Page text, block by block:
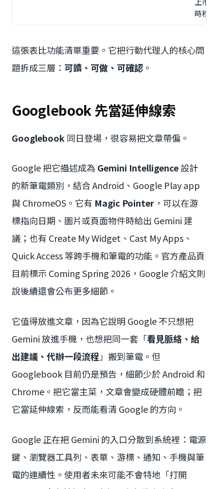
時程
這張表比功能清單重要。它把行動代理人的核心問
題拆成三層： 可讀、可做、可確認 。
Googlebook 先當延伸線索
Googlebook 同日登場，很容易把文章帶偏。
Google 把它描述成為 Gemini Intelligence設計
的新筆電類別，結合 Android、Google Play app
與 ChromeOS。它有 Magic Pointer ，可以在游
標指向日期、圖片或頁面物件時給出 Gemini 建
議；也有 Create My Widget、Cast My Apps、
Quick Access 等跨手機和筆電的功能。官方產品頁
目前標示 Coming Spring 2026，Google 介紹文則
說後續還會公布更多細節。
它值得放進文章，因為它說明 Google 不只想把
Gemini 放進手機，也想把同一套「看見脈絡、給
出建議、代辦一段流程 」搬到筆電。但
Googlebook 目前仍是預告，細節少於 Android 和
Chrome。把它當主菜，文章會變成硬體前瞻；把
它當延伸線索，反而能看清 Google 的方向。
Google 正在把 Gemini 的入口分散到系統裡：電源
鍵、瀏覽器工具列、表單、游標、通知、手機與筆
電的連續性。使用者未來可能不會特地「打開